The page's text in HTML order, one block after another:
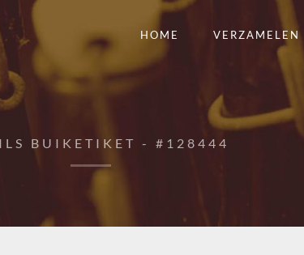
HOME VERZAMELEN
BUIKETIKET - #128444